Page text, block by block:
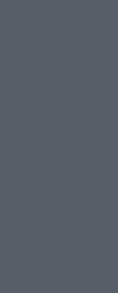
deposito Eni